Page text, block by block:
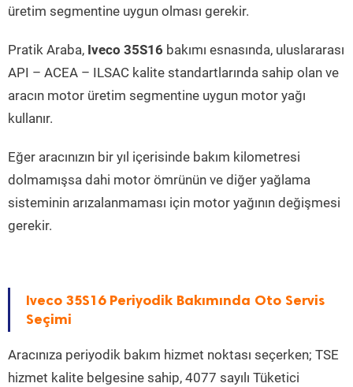
üretim segmentine uygun olması gerekir.
Pratik Araba, Iveco 35S16 bakımı esnasında, uluslararası
API – ACEA – ILSAC kalite standartlarında sahip olan ve
aracın motor üretim segmentine uygun motor yağı
kullanır.
Eğer aracınızın bir yıl içerisinde bakım kilometresi
dolmamışsa dahi motor ömrünün ve diğer yağlama
sisteminin arızalanmaması için motor yağının değişmesi
gerekir.
Iveco 35S16 Periyodik Bakımında Oto Servis
Seçimi
Aracınıza periyodik bakım hizmet noktası seçerken; TSE
hizmet kalite belgesine sahip, 4077 sayılı Tüketici